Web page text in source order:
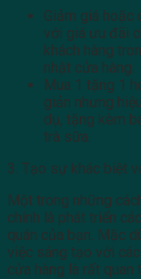
Giảm giá hoặc
với giá ưu đãi
khách hàng
nhật cửa hàng.
Mua 1 tặng 1
giản nhưng
dụ, tặng kèm
trà sữa.
3. Tạo sự khác biệt
Một trong những
chính là phát triển
quán của bạn. Mặc
việc sáng tạo với
cửa hàng là rất quan